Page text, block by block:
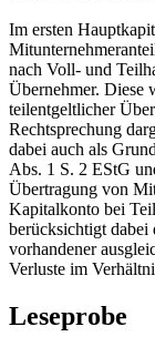
Im ersten
nach Voll- und
Übernehmer. Diese
teilentgeltlicher
Rechtsprechung
dabei auch als
Abs. 1 S. 2 EStG
Übertragung von
Kapitalkonto bei
berücksichtigt dabei
vorhandener
Verluste im
Leseprobe